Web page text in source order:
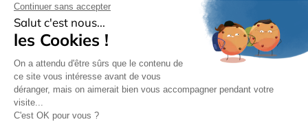
Adresses
Bons de réduction